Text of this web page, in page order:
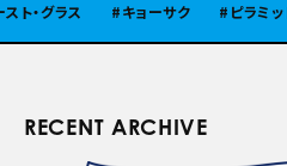
グラス キョーサク ピラミッド
RECENT ARCHIVE